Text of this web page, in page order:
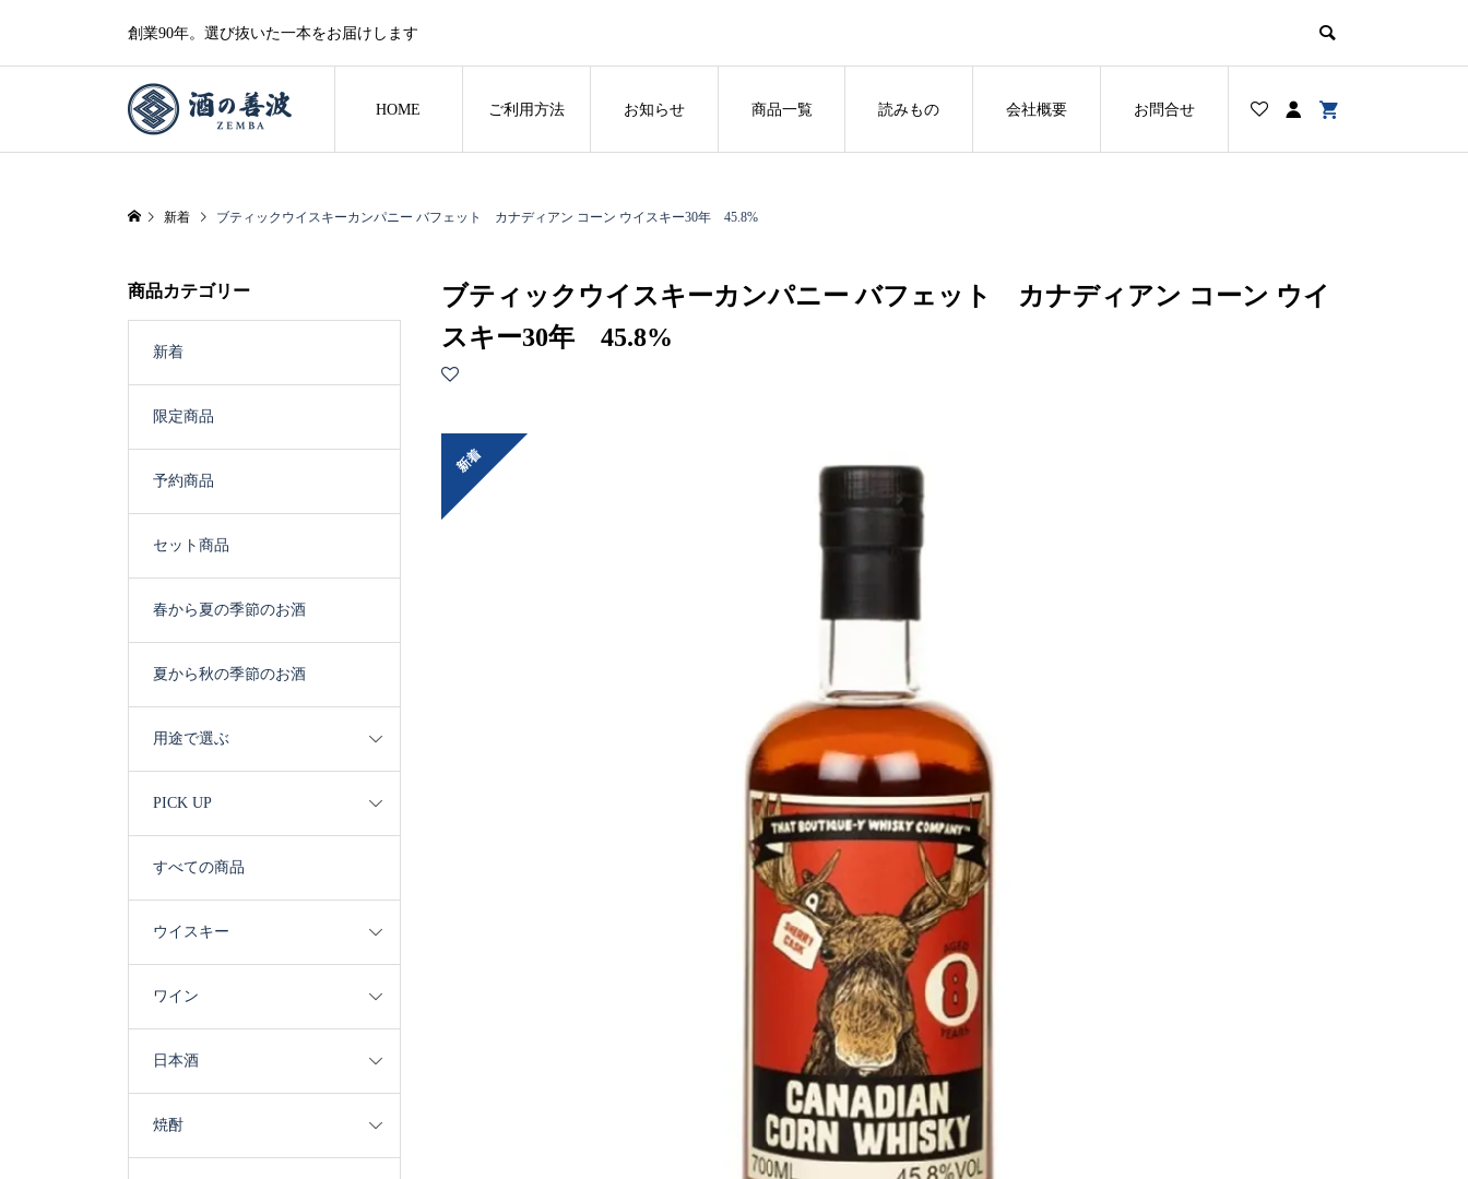
創業90年。選び抜いた一本をお届けします
HOME ご利用方法 お知らせ 商品一覧 読みもの 会社概要 お問合せ
新着 ブティックウイスキーカンパニー バフェット カナディアン コーン ウイスキー30年 45.8%
ブティックウイスキーカンパニー バフェット カナディアン コーン ウイ
スキー30年 45.8%
新着
商品カテゴリー
新着
限定商品
予約商品
セット商品
春から夏の季節のお酒
夏から秋の季節のお酒
用途で選ぶ
PICK UP
すべての商品
ウイスキー
ワイン
日本酒
焼酎